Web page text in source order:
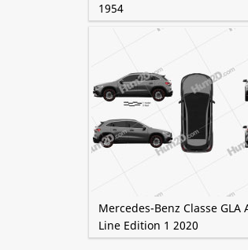
1954
Mercedes-Benz Classe GLA
Line Edition 1 2020